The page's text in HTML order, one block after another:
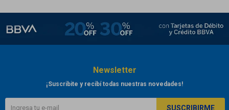
Newsletter
¡Suscribite y recibí todas nuestras novedades!
SUSCRIBIRME